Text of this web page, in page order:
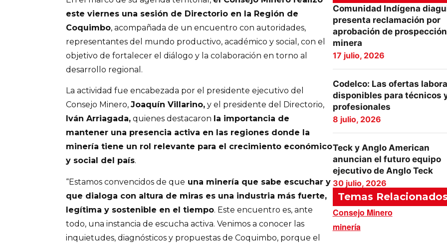
este viernes una sesión de Directorio en la Región de
Coquimbo, acompañada de un encuentro con autoridades,
representantes del mundo productivo, académico y social, con el
objetivo de fortalecer el diálogo y la colaboración en torno al
desarrollo regional.
La actividad fue encabezada por el presidente ejecutivo del
Consejo Minero, Joaquín Villarino, y el presidente del Directorio,
Iván Arriagada, quienes destacaron la importancia de
mantener una presencia activa en las regiones donde la
minería tiene un rol relevante para el crecimiento económico
y social del país.
“Estamos convencidos de que una minería que sabe escuchar y
que dialoga con altura de miras es una industria más fuerte,
legítima y sostenible en el tiempo. Este encuentro es, ante
todo, una instancia de escucha activa. Venimos a conocer las
inquietudes, diagnósticos y propuestas de Coquimbo, porque el
Comunidad Indígena
presenta reclamación por
aprobación de prospección
minera
17 julio, 2026
Codelco: Las ofertas
disponibles para técnicos
profesionales
8 julio, 2026
Teck y Anglo American
anuncian el futuro equipo
ejecutivo de Anglo Teck
30 julio, 2026
Temas Relacionados
Consejo Minero
minería